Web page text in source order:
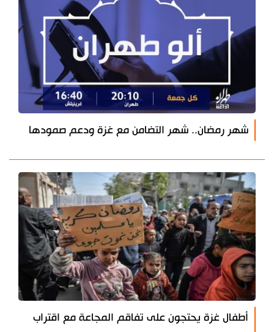
شهر رمضان.. شهر التضامن مع غزة ودعم صمودها
أطفال غزة يحتجون على تفاقم المجاعة مع اقتراب